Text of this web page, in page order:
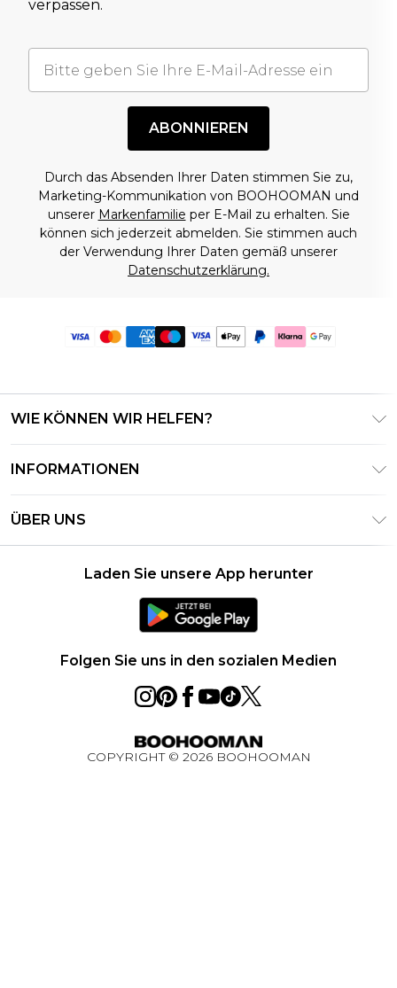
verpassen.
ABONNIEREN
Durch das Absenden Ihrer Daten stimmen Sie zu,
Marketing-Kommunikation von BOOHOOMAN und
unserer Markenfamilie per E-Mail zu erhalten. Sie
können sich jederzeit abmelden. Sie stimmen auch
der Verwendung Ihrer Daten gemäß unserer
Datenschutzerklärung.
WIE KÖNNEN WIR HELFEN?
Meine Bestellung verfolgen & zurücksenden
Lieferoptionen
Rückgaberecht – Aktualisiert Mai 2026
INFORMATIONEN
Geschäftsbedingungen – Aktualisiert Juni 2026
Geschenkkarten-Guthaben
Datenschutzhinweis – Aktualisiert Juni 2026
Studentenrabatt
Essential Worker Rabatt
BOOHOOMAN App
ÜBER UNS
Erklärung Zur Modernen Sklaverei
Laden Sie unsere App herunter
Folgen Sie uns in den sozialen Medien
COPYRIGHT © 2026 BOOHOOMAN